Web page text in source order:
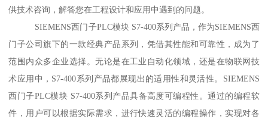
供技术咨询，解答您在工程设计和应用中遇到的问题。
SIEMENS西门子PLC模块 S7-400系列产品，作为SIEMENS西
门子公司旗下的一款经典产品系列，凭借其性能和可靠性，成为了
范围内众多企业选择。无论是在工业自动化领域，还是在物联网技
术应用中，S7-400系列产品都展现出的适用性和灵活性。SIEMENS
西门子PLC模块 S7-400系列产品具备高度可编程性。通过的编程软
件，用户可以根据实际需求，进行快速灵活的编程操作，实现对各